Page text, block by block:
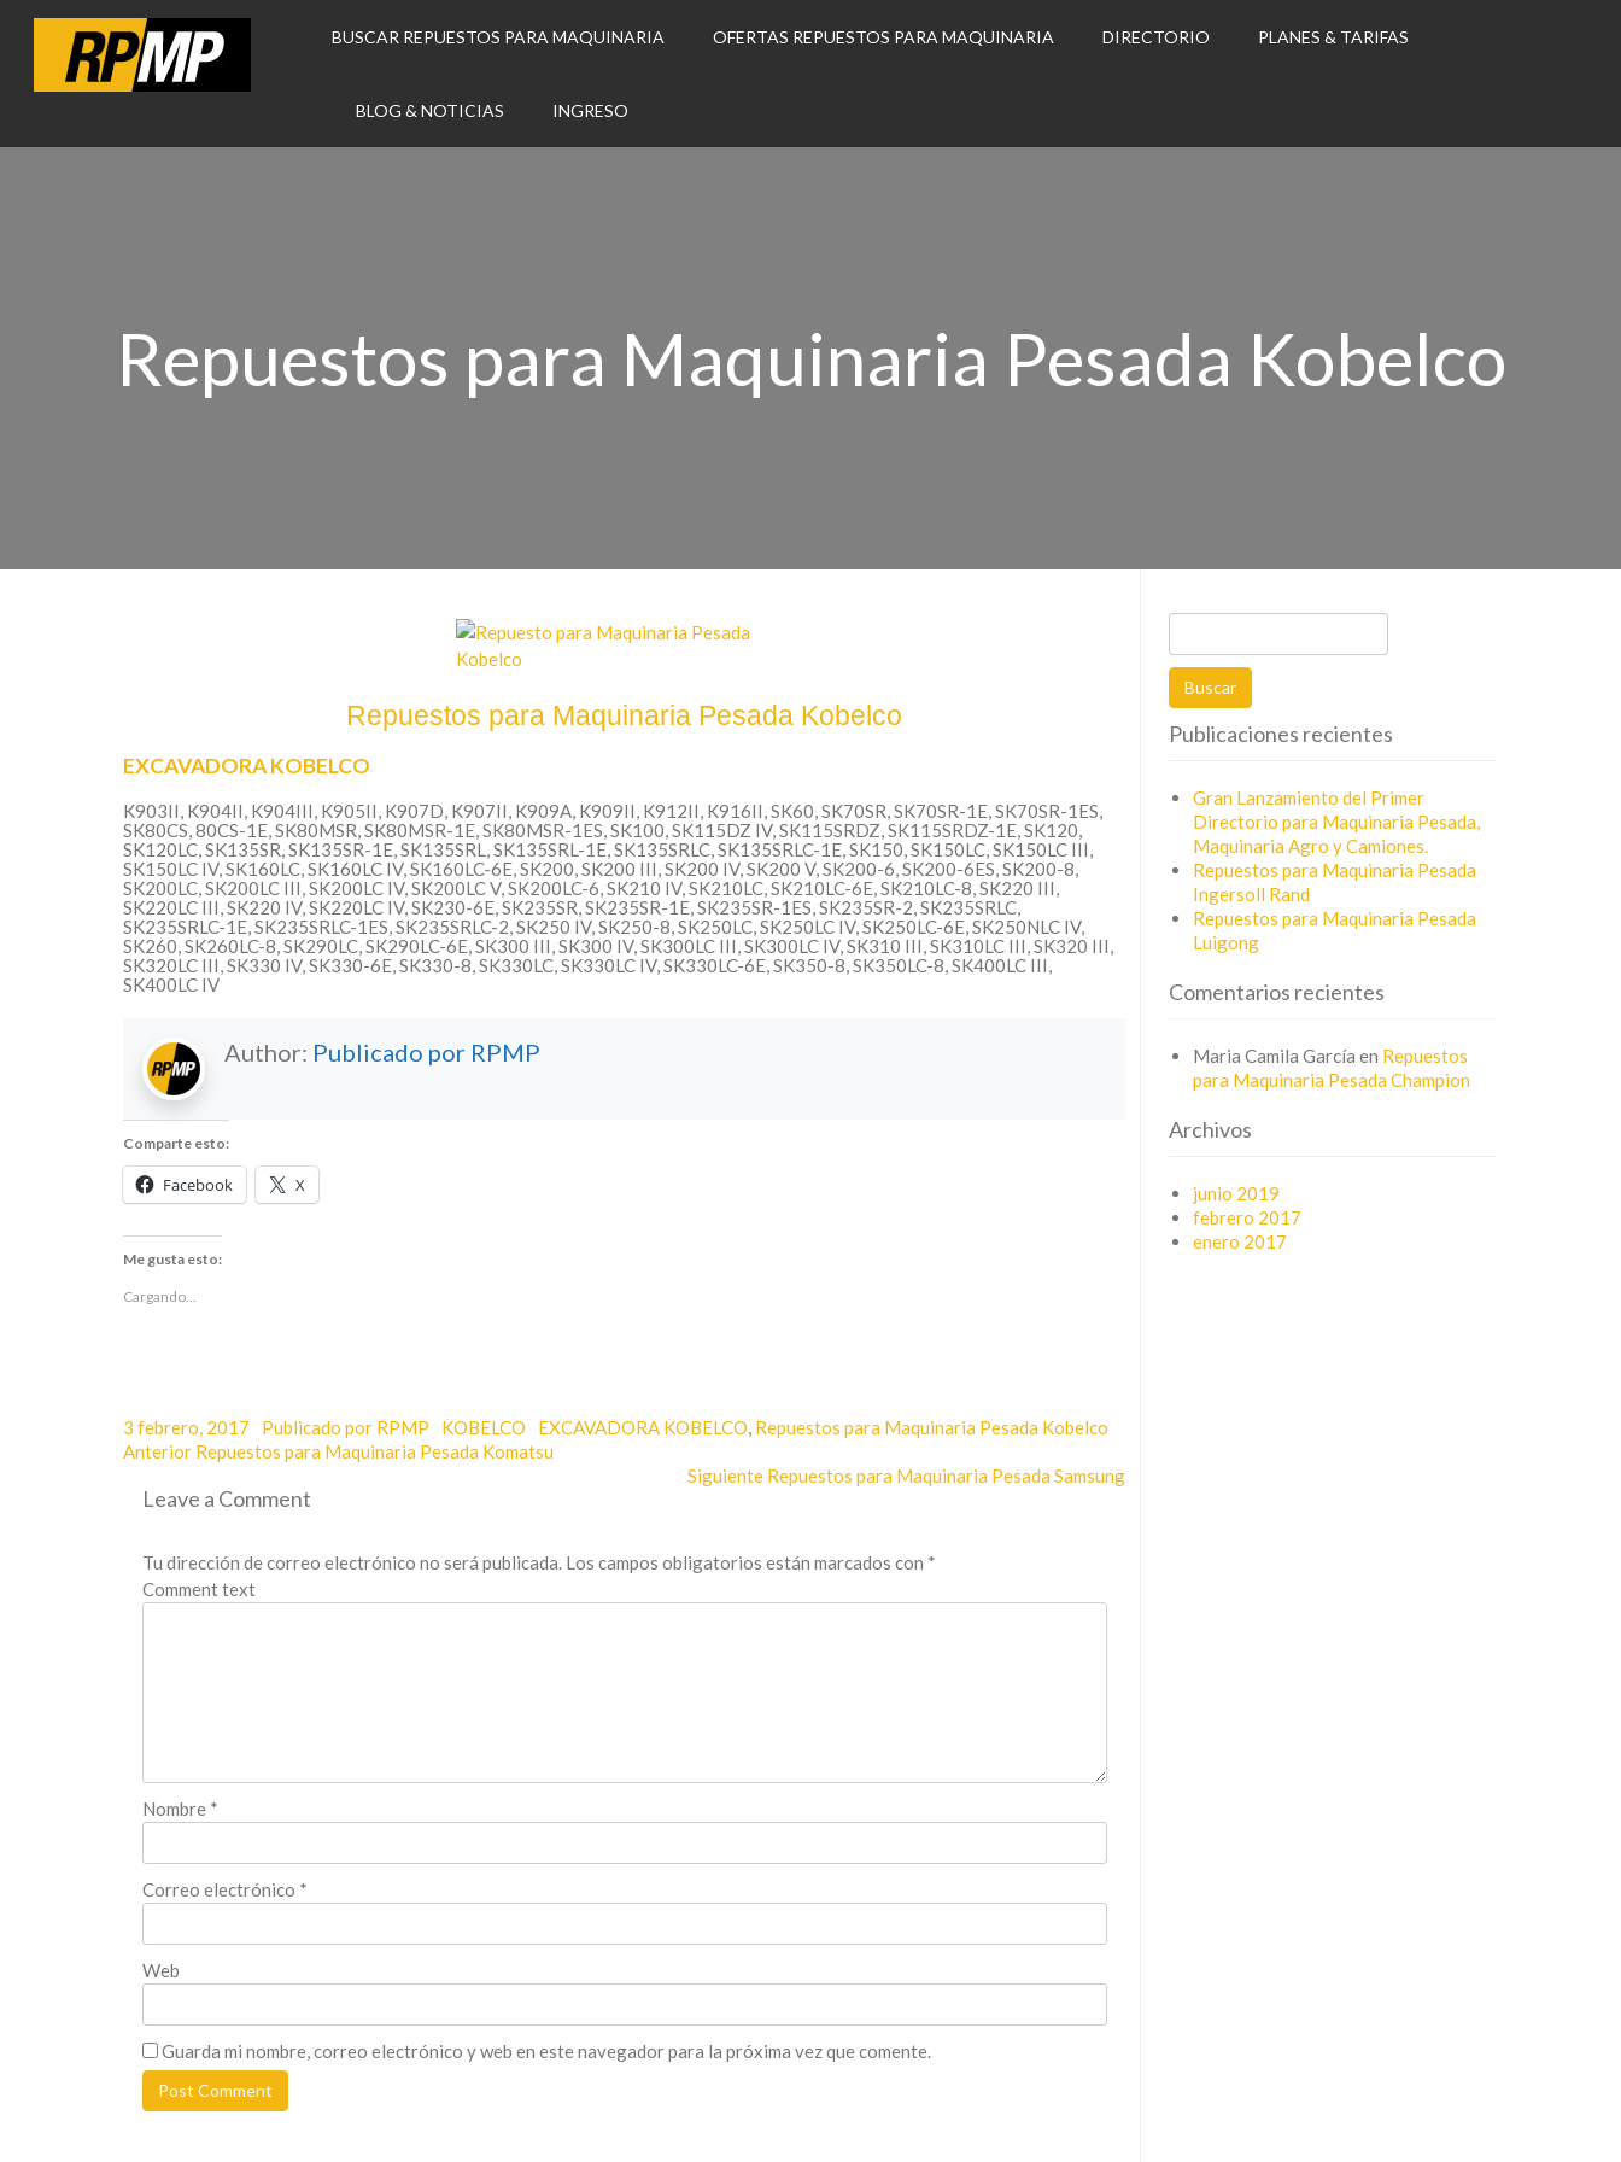
BUSCAR REPUESTOS PARA MAQUINARIA OFERTAS REPUESTOS PARA MAQUINARIA DIRECTORIO PLANES & TARIFAS
BLOG & NOTICIAS INGRESO
Repuestos para Maquinaria Pesada Kobelco
Repuestos para Maquinaria Pesada Kobelco
EXCAVADORA KOBELCO
K903II, K904II, K904III, K905II, K907D, K907II, K909A, K909II, K912II, K916II, SK60, SK70SR, SK70SR-1E, SK70SR-1ES,
SK80CS, 80CS-1E, SK80MSR, SK80MSR-1E, SK80MSR-1ES, SK100, SK115DZ IV, SK115SRDZ, SK115SRDZ-1E, SK120,
SK120LC, SK135SR, SK135SR-1E, SK135SRL, SK135SRL-1E, SK135SRLC, SK135SRLC-1E, SK150, SK150LC, SK150LC III,
SK150LC IV, SK160LC, SK160LC IV, SK160LC-6E, SK200, SK200 III, SK200 IV, SK200 V, SK200-6, SK200-6ES, SK200-8,
SK200LC, SK200LC III, SK200LC IV, SK200LC V, SK200LC-6, SK210 IV, SK210LC, SK210LC-6E, SK210LC-8, SK220 III,
SK220LC III, SK220 IV, SK220LC IV, SK230-6E, SK235SR, SK235SR-1E, SK235SR-1ES, SK235SR-2, SK235SRLC,
SK235SRLC-1E, SK235SRLC-1ES, SK235SRLC-2, SK250 IV, SK250-8, SK250LC, SK250LC IV, SK250LC-6E, SK250NLC IV,
SK260, SK260LC-8, SK290LC, SK290LC-6E, SK300 III, SK300 IV, SK300LC III, SK300LC IV, SK310 III, SK310LC III, SK320 III,
SK320LC III, SK330 IV, SK330-6E, SK330-8, SK330LC, SK330LC IV, SK330LC-6E, SK350-8, SK350LC-8, SK400LC III,
SK400LC IV
Author: Publicado por RPMP
Comparte esto:
Facebook X
Me gusta esto:
Cargando...
Posted
on
3 febrero, 2017 Author
Publicado por RPMP Categories
KOBELCO Tags
EXCAVADORA KOBELCO Repuestos para Maquinaria Pesada Kobelco
Navegación
entradas
Anterior Entrada
Repuestos para Maquinaria Pesada Komatsu
Siguiente Entrada
Repuestos para Maquinaria Pesada Samsung
Leave a Comment
Tu dirección de correo electrónico no será publicada. Los campos obligatorios están marcados con *
Comment text
Nombre *
Correo electrónico *
Web
Guarda mi nombre, correo electrónico y web en este navegador para la próxima vez que comente.
Publicaciones recientes
Gran Lanzamiento del Primer
Directorio para Maquinaria Pesada,
Maquinaria Agro y Camiones.
Repuestos para Maquinaria Pesada
Ingersoll Rand
Repuestos para Maquinaria Pesada
Luigong
Comentarios recientes
Maria Camila García en Repuestos
para Maquinaria Pesada Champion
Archivos
junio 2019
febrero 2017
enero 2017